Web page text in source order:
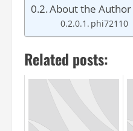
About the Author
phi72110
Related posts: